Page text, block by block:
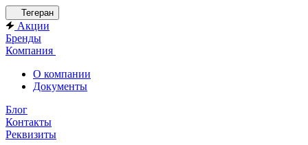
Тегеран
Акции
Бренды
Компания
О компании
Документы
Блог
Контакты
Реквизиты